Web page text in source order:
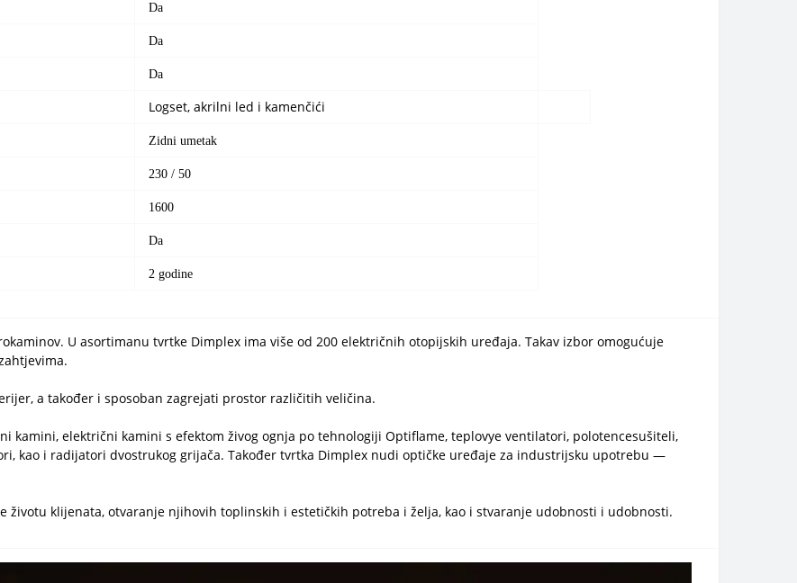
Da
Da
Da
Logset, akrilni led i kamenčići
Zidni umetak
230 / 50
1600
Da
2 godine
U asortimanu tvrtke Dimplex ima više od 200 električnih otopijskih uređaja. Takav izbor omogućuje
a također i sposoban zagrejati prostor različitih veličina.
kamini, električni kamini s efektom živog ognja po tehnologiji Optiflame, teplovye ventilatori, polotencesušiteli,
kao i radijatori dvostrukog grijača. Također tvrtka Dimplex nudi optičke uređaje za industrijsku upotrebu —
životu klijenata, otvaranje njihovih toplinskih i estetičkih potreba i želja, kao i stvaranje udobnosti i udobnosti.